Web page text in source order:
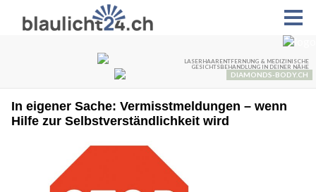
In eigener Sache: Vermisstmeldungen – wenn
Hilfe zur Selbstverständlichkeit wird